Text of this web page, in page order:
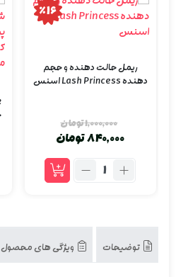
٪16
ریمل حالت دهنده و حجم
دهنده Lash Princess اسنس
1,000,000تومان
اصلی:
1,000,000
840,000تومان
فعلی:
840,000
تعداد:
دهندهتوضیحات ویژگی های محصول